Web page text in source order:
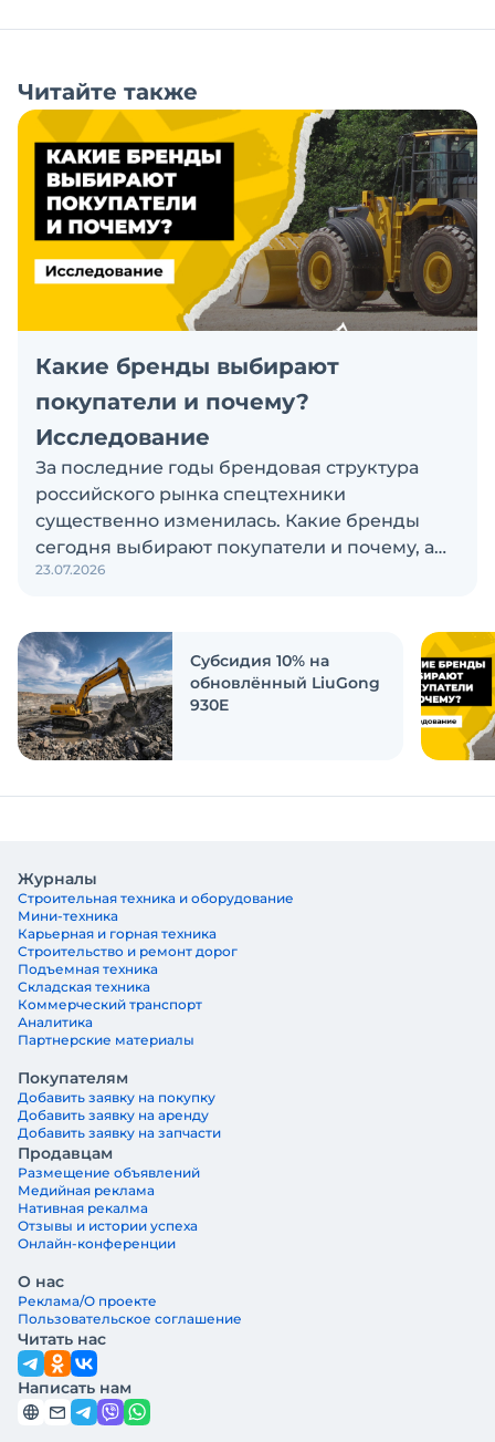
Читайте также
Какие бренды выбирают
покупатели и почему?
Исследование
За последние годы брендовая структура
российского рынка спецтехники
существенно изменилась. Какие бренды
сегодня выбирают покупатели и почему, а
также кого считают лидерами рынка?
ответить на эти вопросы
23.07.2026
Субсидия 10% на
обновлённый LiuGong
930E
Журналы
Строительная техника и оборудование
Мини-техника
Карьерная и горная техника
Строительство и ремонт дорог
Подъемная техника
Складская техника
Коммерческий транспорт
Аналитика
Партнерские материалы
Покупателям
Добавить заявку на покупку
Добавить заявку на аренду
Добавить заявку на запчасти
Продавцам
Размещение объявлений
Медийная реклама
Нативная рекалма
Отзывы и истории успеха
Онлайн-конференции
О нас
Реклама/О проекте
Пользовательское соглашение
Читать нас
Написать нам